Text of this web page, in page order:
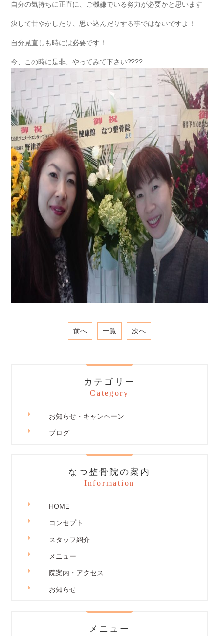
自分の気持ちに正直に、ご機嫌でいる努力が必要かと思います
決して甘やかしたり、思い込んだりする事ではないですよ！
自分見直しも時には必要です！
今、この時に是非、やってみて下さい????
前へ 一覧 次へ
カテゴリー
Category
お知らせ・キャンペーン
ブログ
なつ整骨院の案内
Information
HOME
コンセプト
スタッフ紹介
メニュー
院案内・アクセス
お知らせ
メニュー